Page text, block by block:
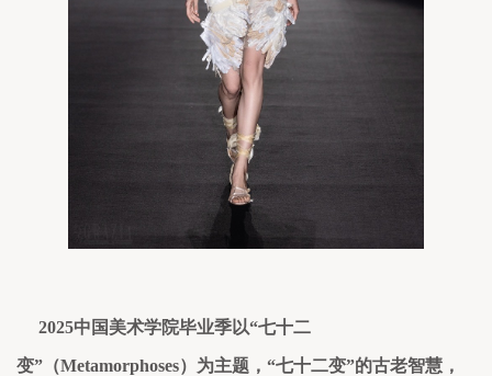
2025中国美术学院毕业季以“七十二
变”（Metamorphoses）为主题 ， “七十二变”的古老智慧，